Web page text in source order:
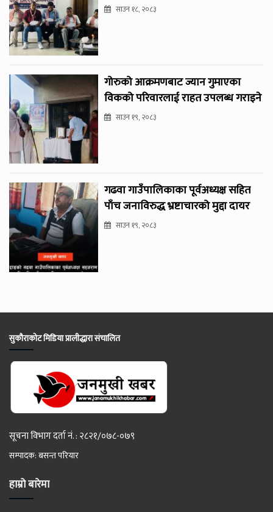
साउन १८, २०८३
गोरुको आक्रमणबाट ज्यान गुमाएका
विकको परिवारलाई राहत उपलब्ध गराइने
साउन १९, २०८३
गढवा गाउँपालिकाका पूर्वअध्यक्ष सहित
पाँच जनाविरुद्ध भ्रष्टाचारको मुद्दा दायर
साउन १९, २०८३
सुकौराकोट मिडिया प्रालीद्धारा संचालित
सूचना विभाग दर्ता नं. : २८२१/०७८-०७९
सम्पादक: बसन्त परियार
हाम्रो बारेमा